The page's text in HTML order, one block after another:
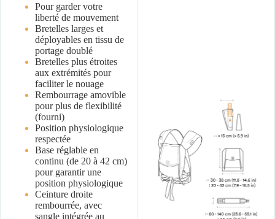
Pour garder votre
liberté de mouvement
Bretelles larges et
déployables en tissu de
portage doublé
Bretelles plus étroites
aux extrémités pour
faciliter le nouage
Rembourrage amovible
pour plus de flexibilité
(fourni)
Position physiologique
respectée
Base réglable en
continu (de 20 à 42 cm)
pour garantir une
position physiologique
Ceinture droite
rembourrée, avec
sangle intégrée au